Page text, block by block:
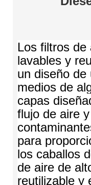
Los filtros de
lavables y
un diseño de
medios de
capas
flujo de aire
para
los caballos
de aire de
reutilizable y